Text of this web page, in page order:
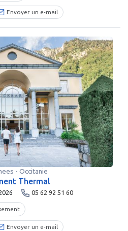
Envoyer un e-mail
- Occitanie
Thermal
05 62 92 51 60
Envoyer un e-mail